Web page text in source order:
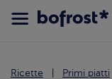
Ricette Primi piatti